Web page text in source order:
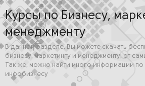
Курсы по Бизнесу,
менеджменту
В данном разделе, Вы можете скачать
бизнесу, маркетингу и менеджменту, от
Так же, можно найти много информации по
инфобизнесу